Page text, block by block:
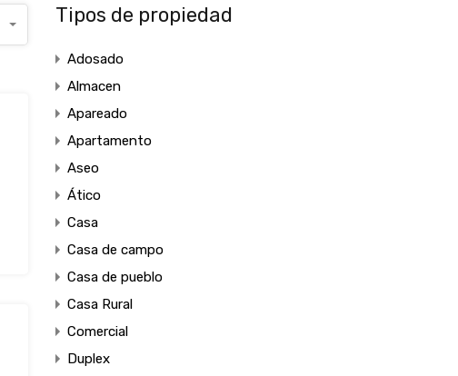
Tipos de propiedad
Adosado
Almacen
Apareado
Apartamento
Aseo
Ático
Casa
Casa de campo
Casa de pueblo
Casa Rural
Comercial
Duplex